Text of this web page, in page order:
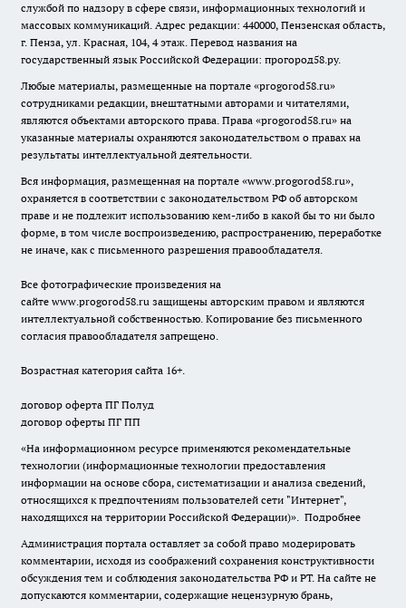
службой по надзору в сфере связи, информационных технологий и
массовых коммуникаций. Адрес редакции: 440000, Пензенская область,
г. Пенза, ул. Красная, 104, 4 этаж. Перевод названия на
государственный язык Российской Федерации: прогород58.ру.
Любые материалы, размещенные на портале «progorod58.ru»
сотрудниками редакции, внештатными авторами и читателями,
являются объектами авторского права. Права «progorod58.ru» на
указанные материалы охраняются законодательством о правах на
результаты интеллектуальной деятельности.
Вся информация, размещенная на портале «www.progorod58.ru»,
охраняется в соответствии с законодательством РФ об авторском
праве и не подлежит использованию кем-либо в какой бы то ни было
форме, в том числе воспроизведению, распространению, переработке
не иначе, как с письменного разрешения правообладателя.
Все фотографические произведения на
сайте www.progorod58.ru защищены авторским правом и являются
интеллектуальной собственностью. Копирование без письменного
согласия правообладателя запрещено.
Возрастная категория сайта 16+.
договор оферта ПГ Полуд
договор оферты ПГ ПП
«На информационном ресурсе применяются рекомендательные
технологии (информационные технологии предоставления
информации на основе сбора, систематизации и анализа сведений,
относящихся к предпочтениям пользователей сети "Интернет",
находящихся на территории Российской Федерации)». Подробнее
Администрация портала оставляет за собой право модерировать
комментарии, исходя из соображений сохранения конструктивности
обсуждения тем и соблюдения законодательства РФ и РТ. На сайте не
допускаются комментарии, содержащие нецензурную брань,